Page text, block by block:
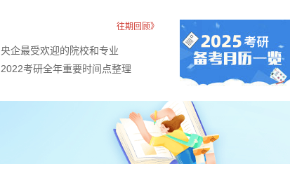
往期回顾》
央企最受欢迎的院校和专业
2022考研全年重要时间点整理